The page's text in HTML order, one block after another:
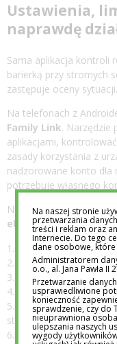
Ustawienia,
naprawdę
Sama aplikacja kontroli
barierką przy stromych
zastępuje oceny sytuacji.
Na telefonach z
Family Link. Narzędzie
aplikacjami,
zasady korzystania z
nadzorowane konto dla
potrzebuje własnego
Na iPhonie i iPadzie
ekranem. Po dodaniu
sprawdzać czas
ustawić limity dla
zaplanować czas bez
zablokować zmiany
ograniczyć strony
starszych odbiorców,
kontrolować dostęp
Na naszej stronie
przetwarzania
treści i reklam oraz
Internecie. Do tego
dane osobowe,
Administratorem
o.o., al. Jana Pawła II
Przetwarzanie
usprawiedliwione
konieczność
sprawdzenie, czy do
nieuprawniona
ulepszania naszych
wygody